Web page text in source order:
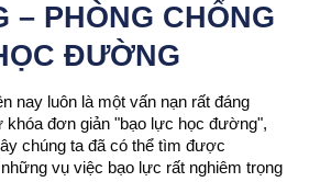
– PHÒNG CHỐNG
ĐƯỜNG
nay luôn là một vấn nạn rất đáng
đơn giản "bạo lực học đường",
chúng ta đã có thể tìm được
vụ việc bạo lực rất nghiêm trọng